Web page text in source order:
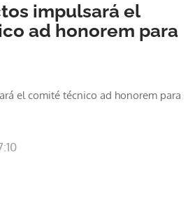
impulsará el
ad honorem para
el comité técnico ad honorem para